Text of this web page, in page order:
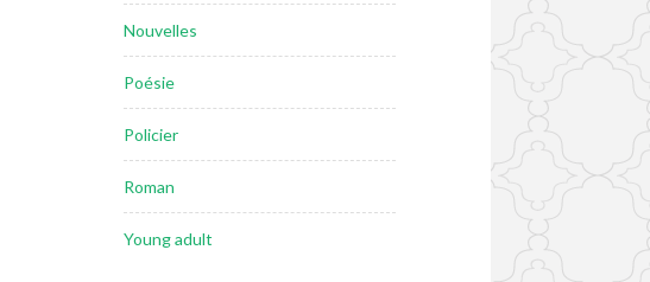
Nouvelles
Poésie
Policier
Roman
Young adult